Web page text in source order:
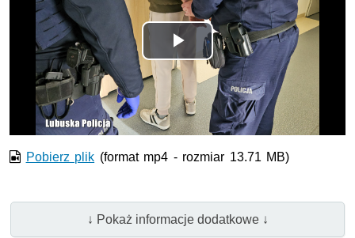
Odtwórz
wideo
Pobierz plik (format mp4 - rozmiar 13.71 MB)
↓ Pokaż informacje dodatkowe ↓